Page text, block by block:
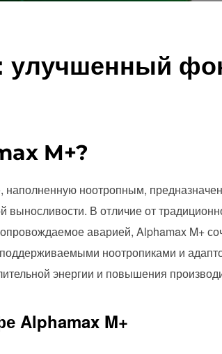
улучшенный
M+?
наполненную ноотропным,
выносливости. В отличие от
аварией, Alphamax M+
ноотропиками и
энергии и повышения
Alphamax M+